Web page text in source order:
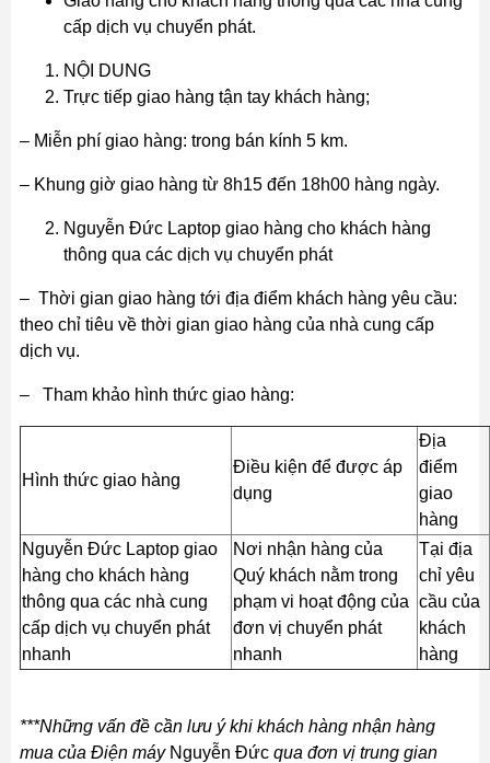
cấp dịch vụ chuyển phát.
NỘI DUNG
Trực tiếp giao hàng tận tay khách hàng;
– Miễn phí giao hàng: trong bán kính 5 km.
– Khung giờ giao hàng từ 8h15 đến 18h00 hàng ngày.
Nguyễn Đức Laptop giao hàng cho khách hàng
thông qua các dịch vụ chuyển phát
– Thời gian giao hàng tới địa điểm khách hàng yêu cầu:
theo chỉ tiêu về thời gian giao hàng của nhà cung cấp
dịch vụ.
– Tham khảo hình thức giao hàng:
Hình thức giao hàng
Điều kiện để được áp
dụng
Địa
điểm
giao
hàng
Nguyễn Đức Laptop giao
hàng cho khách hàng
thông qua các nhà cung
cấp dịch vụ chuyển phát
nhanh
Nơi nhận hàng của
Quý khách nằm trong
phạm vi hoạt động của
đơn vị chuyển phát
nhanh
Tại địa
chỉ yêu
cầu của
khách
hàng
***Những vấn đề cần lưu ý khi khách hàng nhận hàng
mua của Điện máy Nguyễn Đức qua đơn vị trung gian